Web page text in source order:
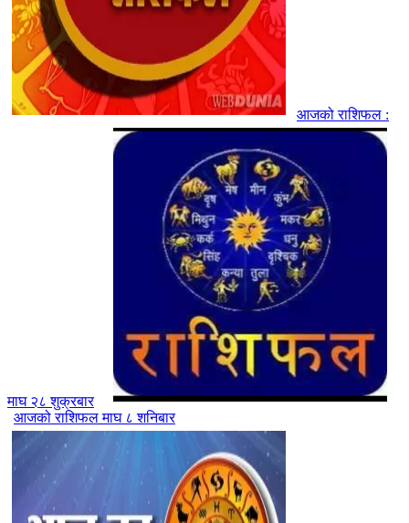
आजको राशिफल :
माघ २८ शुक्रबार
आजको राशिफल माघ ८ शनिबार